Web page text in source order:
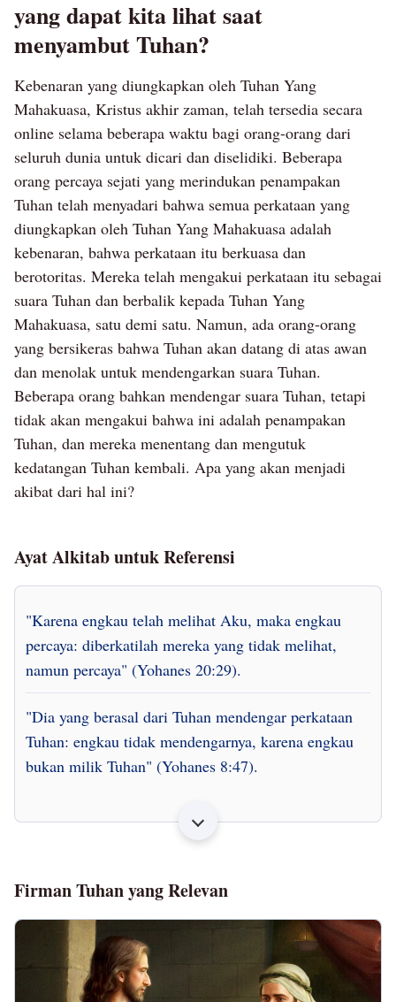
Suara-Nya? (1) - Penggalan Unggulan
Suara-Nya? (2) -
03
Apa akibat dari hanya mengikuti apa
yang dapat kita lihat saat
menyambut Tuhan?
Kebenaran yang diungkapkan oleh Tuhan Yang
Mahakuasa, Kristus akhir zaman, telah tersedia secara
online selama beberapa waktu bagi orang-orang dari
seluruh dunia untuk dicari dan diselidiki. Beberapa
orang percaya sejati yang merindukan penampakan
Tuhan telah menyadari bahwa semua perkataan yang
diungkapkan oleh Tuhan Yang Mahakuasa adalah
kebenaran, bahwa perkataan itu berkuasa dan
berotoritas. Mereka telah mengakui perkataan itu sebagai
suara Tuhan dan berbalik kepada Tuhan Yang
Mahakuasa, satu demi satu. Namun, ada orang-orang
Beberapa orang bahkan mendengar suara Tuhan, tetapi
tidak akan mengakui bahwa ini adalah penampakan
kedatangan Tuhan kembali. Apa yang akan menjadi
akibat dari hal ini?
Ayat Alkitab untuk Referensi
"Karena engkau telah melihat Aku, maka engkau
namun percaya" (Yohanes 20:29).
Tuhan: engkau tidak mendengarnya, karena engkau
bukan milik Tuhan" (Yohanes 8:47).